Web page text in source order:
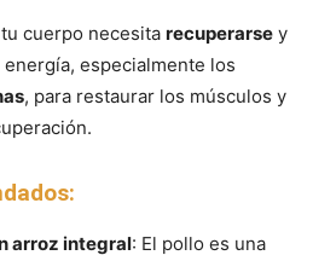
cuerpo necesita recuperarse y
especialmente los
, para restaurar los músculos y
arroz integral: El pollo es una